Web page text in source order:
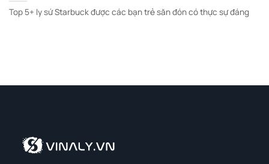
Top 5+ ly sứ Starbuck được các bạn trẻ săn đón có thực sự đáng